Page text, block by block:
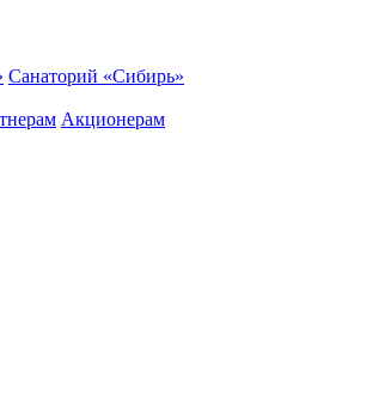
Санаторий «Сибирь»
Акционерам